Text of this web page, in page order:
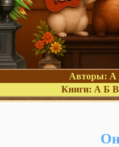
Авторы: А
Книги: А Б В